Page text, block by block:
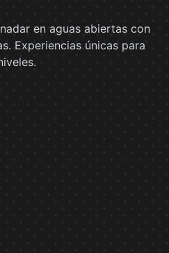
en aguas abiertas con
Experiencias únicas para